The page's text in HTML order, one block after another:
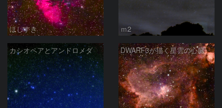
ほしすき ｍ2
カシオペアとアンドロメダ DWARF3が描く星雲の心臓